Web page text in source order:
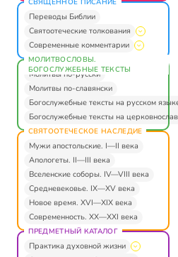
Переводы Библии
Святоотеческие толкования
Современные комментарии
МОЛИТВОСЛОВЫ.
БОГОСЛУЖЕБНЫЕ ТЕКСТЫ
Молитвы по-русски
Молитвы по-славянски
Богослужебные тексты на русском
Богослужебные тексты на
СВЯТООТЕЧЕСКОЕ НАСЛЕДИЕ
Мужи апостольские. I—II века
Апологеты. II—III века
Вселенские соборы. IV—VIII века
Средневековье. IX—XV века
Новое время. XVI—XIX века
Современность. XX—XXI века
ПРЕДМЕТНЫЙ КАТАЛОГ
Практика духовной жизни